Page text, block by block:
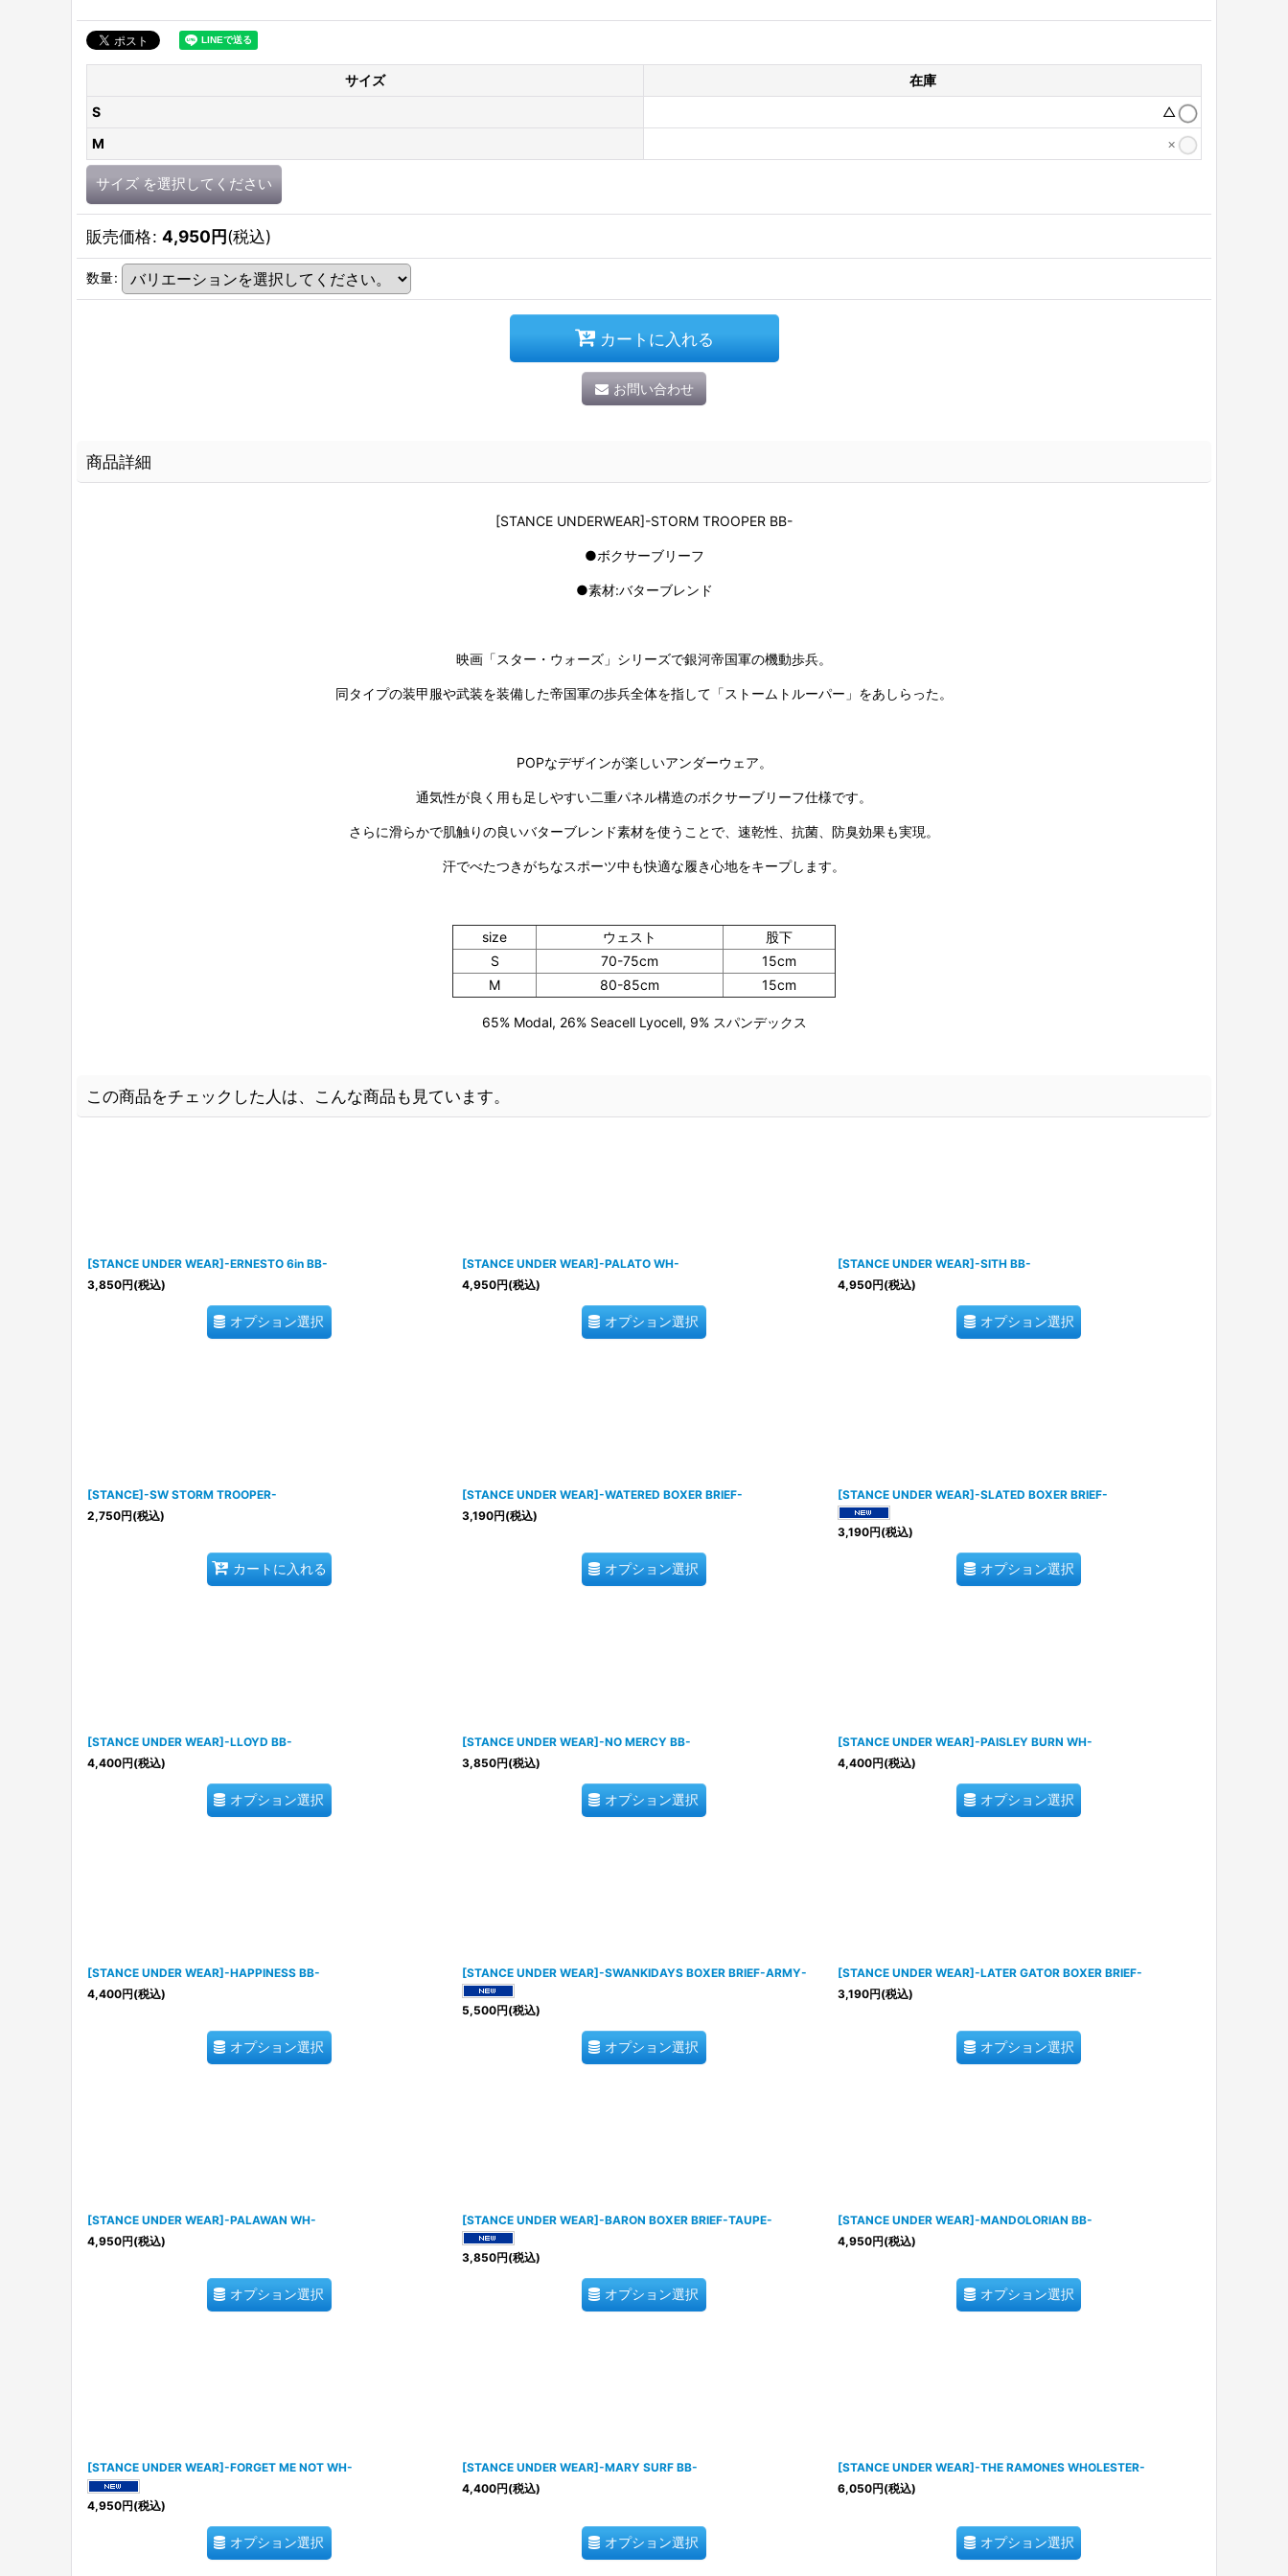
サイズ
在庫
S
△
M
×
サイズ を選択してください
販売価格: 4,950円(税込)
数量:
カートに入れる
お問い合わせ
商品詳細
[STANCE UNDERWEAR]-STORM TROOPER BB-
●ボクサーブリーフ
●素材:バターブレンド
映画「スター・ウォーズ」シリーズで銀河帝国軍の機動歩兵。
同タイプの装甲服や武装を装備した帝国軍の歩兵全体を指して「ストームトルーパー」をあしらった。
POPなデザインが楽しいアンダーウェア。
通気性が良く用も足しやすい二重パネル構造のボクサーブリーフ仕様です。
さらに滑らかで肌触りの良いバターブレンド素材を使うことで、速乾性、抗菌、防臭効果も実現。
汗でべたつきがちなスポーツ中も快適な履き心地をキープします。
size ウェスト
股下
S
70-75cm
15cm
M
80-85cm 15cm
65% Modal, 26% Seacell Lyocell, 9% スパンデックス
この商品をチェックした人は、こんな商品も見ています。
[STANCE UNDER WEAR]-ERNESTO 6in BB-
3,850円(税込)
オプション選択
[STANCE UNDER WEAR]-PALATO WH-
4,950円(税込)
オプション選択
[STANCE UNDER WEAR]-SITH BB-
4,950円(税込)
オプション選択
[STANCE]-SW STORM TROOPER-
2,750円(税込)
カートに入れる
[STANCE UNDER WEAR]-WATERED BOXER BRIEF-
3,190円(税込)
オプション選択
[STANCE UNDER WEAR]-SLATED BOXER BRIEF-
3,190円(税込)
オプション選択
[STANCE UNDER WEAR]-LLOYD BB-
4,400円(税込)
オプション選択
[STANCE UNDER WEAR]-NO MERCY BB-
3,850円(税込)
オプション選択
[STANCE UNDER WEAR]-PAISLEY BURN WH-
4,400円(税込)
オプション選択
[STANCE UNDER WEAR]-HAPPINESS BB-
4,400円(税込)
オプション選択
[STANCE UNDER WEAR]-SWANKIDAYS BOXER BRIEF-ARMY-
5,500円(税込)
オプション選択
[STANCE UNDER WEAR]-LATER GATOR BOXER BRIEF-
3,190円(税込)
オプション選択
[STANCE UNDER WEAR]-PALAWAN WH-
4,950円(税込)
オプション選択
[STANCE UNDER WEAR]-BARON BOXER BRIEF-TAUPE-
3,850円(税込)
オプション選択
[STANCE UNDER WEAR]-MANDOLORIAN BB-
4,950円(税込)
オプション選択
[STANCE UNDER WEAR]-FORGET ME NOT WH-
4,950円(税込)
オプション選択
[STANCE UNDER WEAR]-MARY SURF BB-
4,400円(税込)
オプション選択
[STANCE UNDER WEAR]-THE RAMONES WHOLESTER-
6,050円(税込)
オプション選択